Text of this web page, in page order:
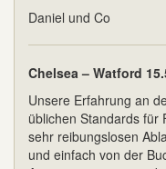
Daniel und Co
Chelsea – Watford
Unsere Erfahrung an
üblichen Standards für
sehr reibungslosen
und einfach von der